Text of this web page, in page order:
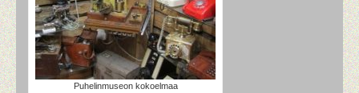
Puhelinmuseon kokoelmaa